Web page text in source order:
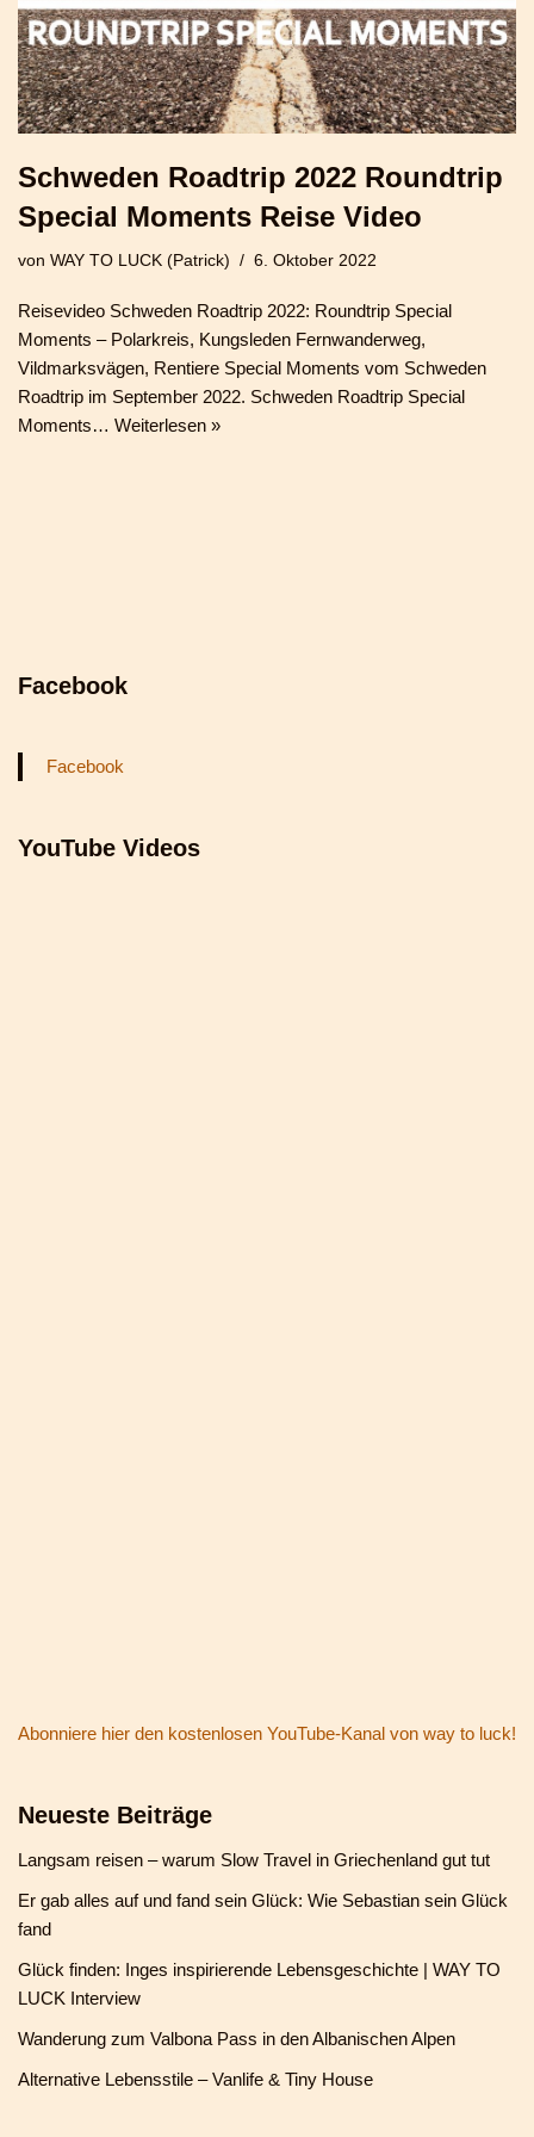
Schweden Roadtrip 2022 Roundtrip
Special Moments Reise Video
von WAY TO LUCK (Patrick) 6. Oktober 2022
Reisevideo Schweden Roadtrip 2022: Roundtrip Special
Moments – Polarkreis, Kungsleden Fernwanderweg,
Vildmarksvägen, Rentiere Special Moments vom Schweden
Roadtrip im September 2022. Schweden Roadtrip Special
Moments… Weiterlesen »
Facebook
Facebook
YouTube Videos
Abonniere hier den kostenlosen YouTube-Kanal von way to luck!
Neueste Beiträge
Langsam reisen – warum Slow Travel in Griechenland gut tut
Er gab alles auf und fand sein Glück: Wie Sebastian sein Glück
fand
Glück finden: Inges inspirierende Lebensgeschichte | WAY TO
LUCK Interview
Wanderung zum Valbona Pass in den Albanischen Alpen
Alternative Lebensstile – Vanlife & Tiny House